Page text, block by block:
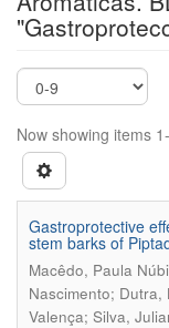
Now showing items
Gastroprotective
stem barks of
Macêdo, Paula
Nascimento;
Valença; Silva,